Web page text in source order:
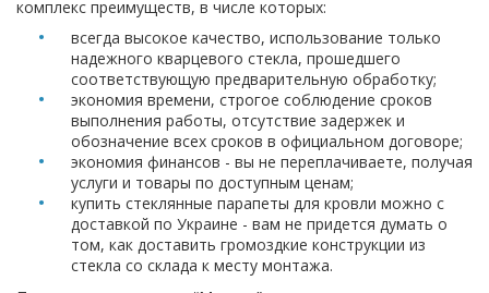
комплекс преимуществ, в числе которых:
всегда высокое качество, использование только
надежного кварцевого стекла, прошедшего
соответствующую предварительную обработку;
экономия времени, строгое соблюдение сроков
выполнения работы, отсутствие задержек и
обозначение всех сроков в официальном договоре;
экономия финансов - вы не переплачиваете, получая
услуги и товары по доступным ценам;
купить стеклянные парапеты для кровли можно с
доставкой по Украине - вам не придется думать о
том, как доставить громоздкие конструкции из
стекла со склада к месту монтажа.